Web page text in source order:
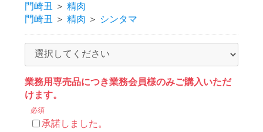
門崎丑
＞ 精肉
門崎丑
＞ 精肉 ＞ シンタマ
業務用専売品につき業務会員様のみご購入いただ
けます。
必須
承諾しました。